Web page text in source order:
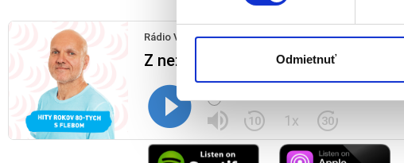
jednoducho ako ste nám ho udelili
súhlasu nemá vplyv na zákonnosť
Odmietnuť